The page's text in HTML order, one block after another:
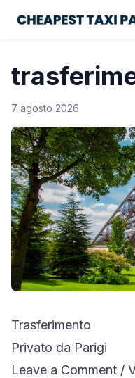
7 agosto 2026
Trasferimento
Privato da Parigi
Leave a Comment /